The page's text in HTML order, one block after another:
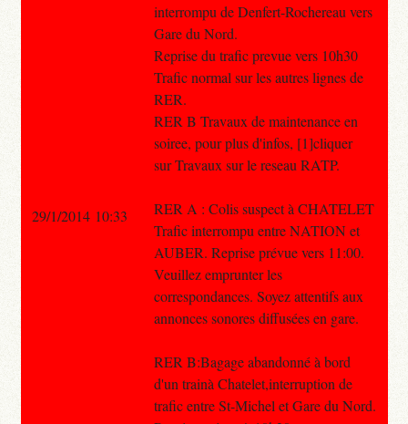
interrompu de Denfert-Rochereau vers
Gare du Nord.
Reprise du trafic prevue vers 10h30
Trafic normal sur les autres lignes de
RER.
RER B Travaux de maintenance en
soiree, pour plus d'infos, [1]cliquer
sur Travaux sur le reseau RATP.
RER A : Colis suspect à CHATELET
Trafic interrompu entre NATION et
AUBER. Reprise prévue vers 11:00.
Veuillez emprunter les
correspondances. Soyez attentifs aux
annonces sonores diffusées en gare.
RER B:Bagage abandonné à bord
d'un trainà Chatelet,interruption de
trafic entre St-Michel et Gare du Nord.
29/1/2014 10:33